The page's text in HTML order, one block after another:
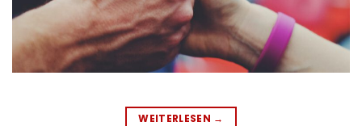
WEITERLESEN →